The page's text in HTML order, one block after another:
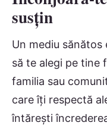
susțin
Un mediu
să te alegi pe tine
familia sau
care îți respectă
întărești